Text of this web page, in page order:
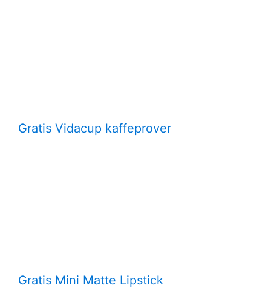
Gratis Vidacup kaffeprover
Gratis Mini Matte Lipstick